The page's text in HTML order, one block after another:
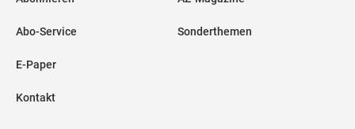
Abo-Service
E-Paper
Kontakt
Sonderthemen